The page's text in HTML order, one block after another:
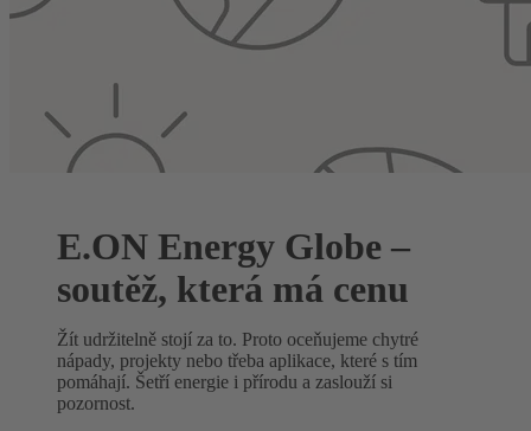
E.ON Energy Globe –
soutěž, která má cenu
Žít udržitelně stojí za to. Proto oceňujeme chytré
nápady, projekty nebo třeba aplikace, které s tím
pomáhají. Šetří energie i přírodu a zaslouží si
pozornost.